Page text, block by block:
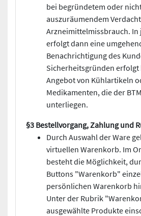
bei begründetem oder
auszuräumendem
Arzneimittelmissbrauch. In
erfolgt dann eine
Benachrichtigung des
Sicherheitsgründen erfolgt
Angebot von Kühlartikeln
Medikamenten, die der
unterliegen.
§3 Bestellvorgang, Zahlung und
Durch Auswahl der Ware
virtuellen Warenkorb. Im
besteht die Möglichkeit,
Buttons "Warenkorb"
persönlichen Warenkorb
Unter der Rubrik
ausgewählte Produkte